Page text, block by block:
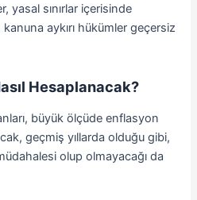
yasal sınırlar içerisinde
aykırı hükümler geçersiz
Hesaplanacak?
büyük ölçüde enflasyon
geçmiş yıllarda olduğu gibi,
olup olmayacağı da